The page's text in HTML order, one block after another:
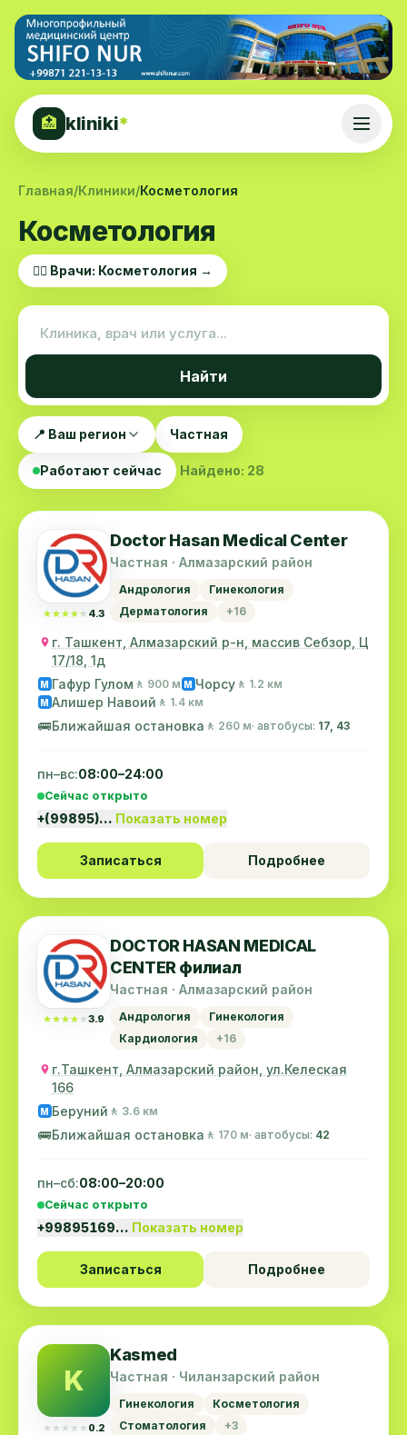
🏥 kliniki*
Главная/Клиники/Косметология
Косметология
👨‍⚕️ Врачи: Косметология →
Найти
📍 Ваш регион Частная
Работают сейчас Найдено: 28
★★★★★
★★★★★ 4.3
Doctor Hasan Medical Center
Частная · Алмазарский район
Андрология
Гинекология
Дерматология
+16
г. Ташкент, Алмазарский р-н, массив Себзор, Ц
17/18, 1д
M Гафур Гулом 🚶 900 м M Чорсу 🚶 1.2 км
M Алишер Навоий 🚶 1.4 км
🚌Ближайшая остановка 🚶 260 м· автобусы: 17, 43
пн–вс:08:00–24:00
Сейчас открыто
+(99895)… Показать номер
Записаться Подробнее
★★★★★
★★★★★3.9
DOCTOR HASAN MEDICAL
CENTER филиал
Частная · Алмазарский район
Андрология
Гинекология
Кардиология
+16
г.Ташкент, Алмазарский район, ул.Келеская
166
M Беруний 🚶 3.6 км
🚌Ближайшая остановка 🚶 170 м· автобусы: 42
пн–сб:08:00–20:00
Сейчас открыто
+99895169… Показать номер
Записаться Подробнее
K
★★★★★
★★★★★ 0.2
Kasmed
Частная · Чиланзарский район
Гинекология
Косметология
Стоматология
+3